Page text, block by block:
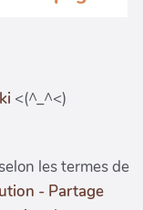
<(^_^<)
les termes de
- Partage